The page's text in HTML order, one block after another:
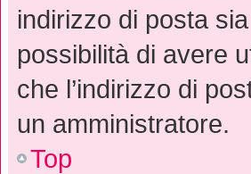
indirizzo di posta
possibilità di avere
che l’indirizzo di
un amministratore.
Top